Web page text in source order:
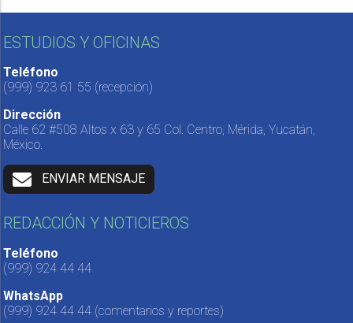
ESTUDIOS Y OFICINAS
Teléfono
(999) 923 61 55 (recepción)
Dirección
Calle 62 #508 Altos x 63 y 65 Col. Centro, Mérida, Yucatán,
México.
ENVIAR MENSAJE
REDACCIÓN Y NOTICIEROS
Teléfono
(999) 924 44 44
WhatsApp
(999) 924 44 44 (comentarios y reportes)